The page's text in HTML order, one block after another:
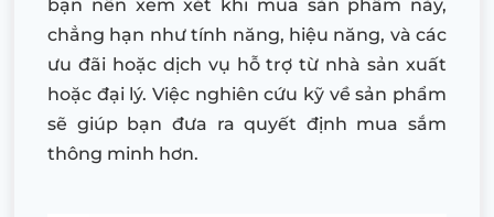
bạn nên xem xét khi mua sản phẩm này,
chẳng hạn như tính năng, hiệu năng, và các
ưu đãi hoặc dịch vụ hỗ trợ từ nhà sản xuất
hoặc đại lý. Việc nghiên cứu kỹ về sản phẩm
sẽ giúp bạn đưa ra quyết định mua sắm
thông minh hơn.